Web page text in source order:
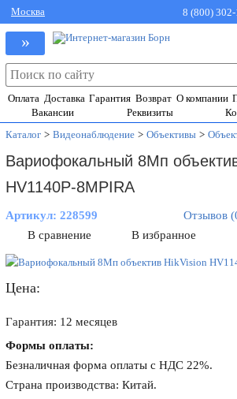
Москва 8 (800)
»
Оплата Доставка Гарантия Возврат О компании
Вакансии
Реквизиты
Каталог > Видеонаблюдение > Объективы >
Вариофокальный 8Мп
HV1140P-8MPIRA
Артикул:228599
Отзывов
В сравнение
В избранное
Цена:
Гарантия: 12 месяцев
Формы оплаты:
Безналичная форма оплаты с НДС 22%.
Страна производства: Китай.